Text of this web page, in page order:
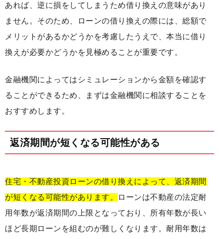
あれば、逆に損をしてしまうため借り換えの意味があり
ません。そのため、ローンの借り換えの際には、総額で
メリットがあるかどうかを考慮したうえで、本当に借り
換えが必要かどうかを見極めることが重要です。
金融機関によってはシミュレーションから金額を確認す
ることができるため、まずは金融機関に相談することを
おすすめします。
返済期間が短くなる可能性がある
住宅・不動産投資ローンの借り換えによって、返済期間
が短くなる可能性があります。
ローンは不動産の法定耐
用年数が返済期間の上限となっており、所有年数が長い
ほど長期ローンを組むのが難しくなります。耐用年数は